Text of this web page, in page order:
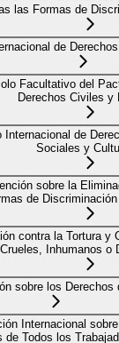
las Formas de
de
Facultativo del
Derechos Civiles y
Internacional de
Sociales y
sobre la
de
contra la Tortura y
Crueles, Inhumanos o
sobre los Derechos
Internacional
de Todos los